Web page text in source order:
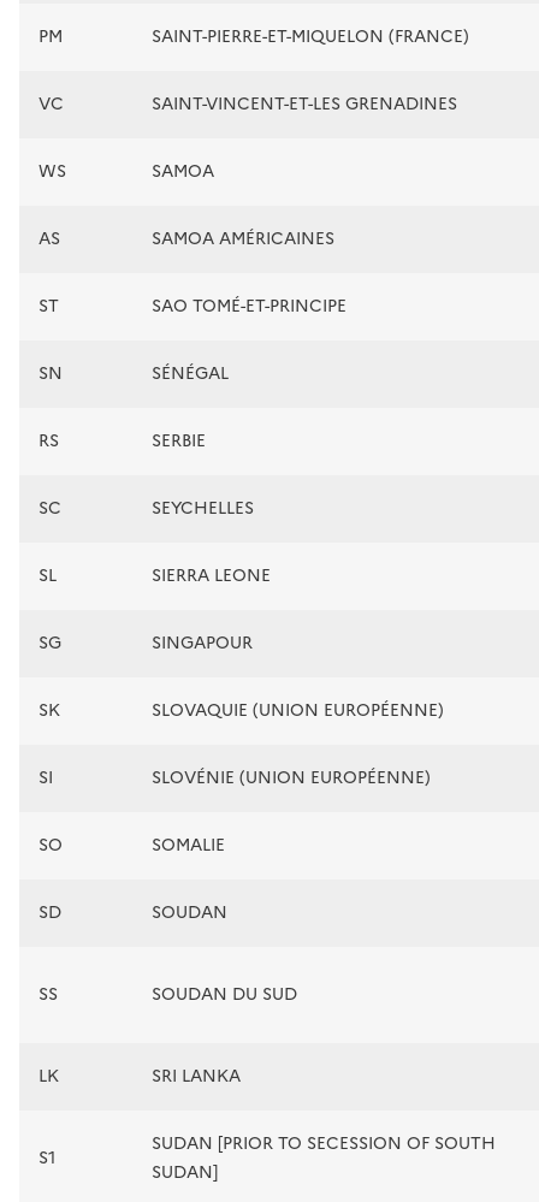
PM SAINT-PIERRE-ET-MIQUELON (FRANCE)
VC SAINT-VINCENT-ET-LES GRENADINES
WS SAMOA
AS SAMOA AMÉRICAINES
ST SAO TOMÉ-ET-PRINCIPE
SN SÉNÉGAL
RS SERBIE
SC SEYCHELLES
SL SIERRA LEONE
SG SINGAPOUR
SK SLOVAQUIE (UNION EUROPÉENNE)
SI SLOVÉNIE (UNION EUROPÉENNE)
SO SOMALIE
SD SOUDAN
SS SOUDAN DU SUD
LK SRI LANKA
S1
SUDAN [PRIOR TO SECESSION OF SOUTH
SUDAN]